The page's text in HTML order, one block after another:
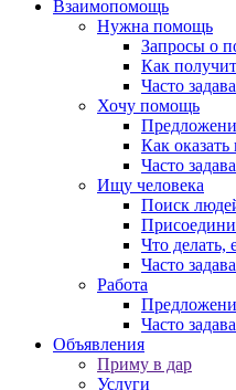
Взаимопомощь
Нужна помощь
Запросы о
Как
Часто
Хочу помощь
Как
Часто
Ищу человека
Поиск
Что делать,
Часто
Работа
Часто
Объявления
Приму в дар
Услуги